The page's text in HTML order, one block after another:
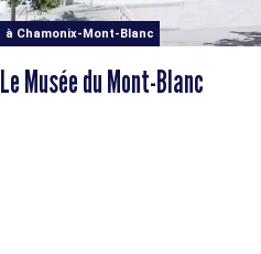
à Chamonix-Mont-Blanc
Le Musée du Mont-Blanc